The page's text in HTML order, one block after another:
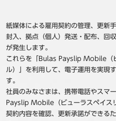
BBSグループネットワーク
株主・投資家情報
お問い
紙媒体による雇用契約の管理、更新
封入、拠点（個人）発送・配布、回
が発生します。
これらを「Bulas Payslip Mobile（
ル）」を利用して、電子運用を実現
す。
社員のみなさまは、携帯電話やスマ
Payslip Mobile（ビューラスペイス
契約内容を確認、更新承諾ができる